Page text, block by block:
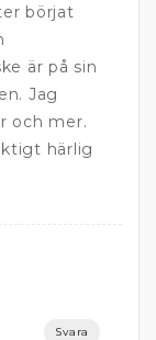
börjat
är på sin
Jag
och mer.
härlig
Svara